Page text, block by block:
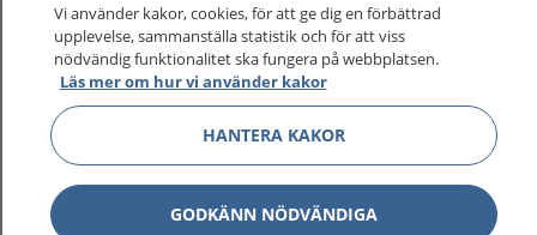
1177–tryggt om din hälsa och vård
På 1177.se får du råd om hälsa och information om
sjukdomar och vilka mottagningar du kan kontakta.
Logga in för att läsa din journal och göra dina
vårdärenden. Ring telefonnummer 1177 för
sjukvårdsrådgivning dygnet runt.
1177 ger dig råd när du vill må bättre.
Vi använder kakor, cookies, för att ge dig en förbättrad
upplevelse, sammanställa statistik och för att viss
nödvändig funktionalitet ska fungera på webbplatsen.
Läs mer om hur vi använder kakor
HANTERA KAKOR
GODKÄNN NÖDVÄNDIGA